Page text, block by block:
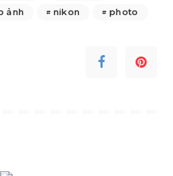
ảnh nikon photo